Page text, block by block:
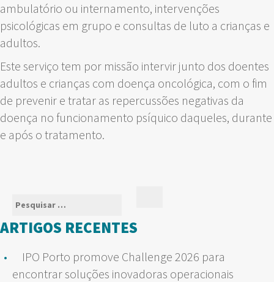
ambulatório ou internamento, intervenções
psicológicas em grupo e consultas de luto a crianças e
adultos.
Este serviço tem por missão intervir junto dos doentes
adultos e crianças com doença oncológica, com o fim
de prevenir e tratar as repercussões negativas da
doença no funcionamento psíquico daqueles, durante
e após o tratamento.
Pesquisar
por:
ARTIGOS RECENTES
IPO Porto promove Challenge 2026 para
encontrar soluções inovadoras operacionais